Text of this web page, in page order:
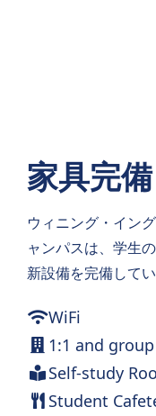
家具完備
ウィニング・イン
ャンパスは、学生
新設備を完備してい
WiFi
1:1 and
Self-study
Student